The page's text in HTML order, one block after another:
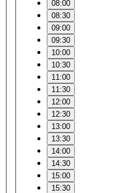
08:00
08:30
09:00
09:30
10:00
10:30
11:00
11:30
12:00
12:30
13:00
13:30
14:00
14:30
15:00
15:30